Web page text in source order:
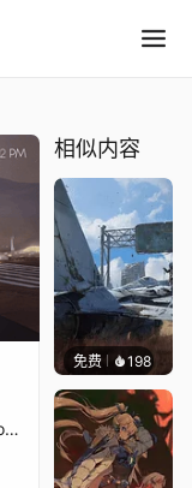
Opossum Caluromys Philander
相似内容
免费 198